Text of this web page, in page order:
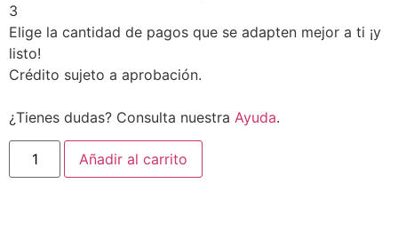
3
Elige la cantidad de pagos que se adapten mejor a ti ¡y
listo!
Crédito sujeto a aprobación.
¿Tienes dudas? Consulta nuestra Ayuda.
Añadir al carrito